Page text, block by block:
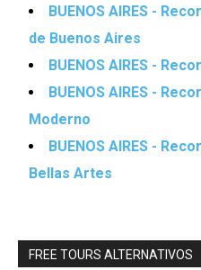
BUENOS AIRES -
de Buenos Aires
BUENOS AIRES -
BUENOS AIRES -
Moderno
BUENOS AIRES -
Bellas Artes
FREE TOURS ALTERNATIVOS